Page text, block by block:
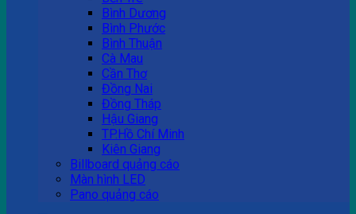
Bình Dương
Bình Phước
Bình Thuận
Cà Mau
Cần Thơ
Đồng Nai
Đồng Tháp
Hậu Giang
TP.Hồ Chí Minh
Kiên Giang
Billboard quảng cáo
Màn hình LED
Pano quảng cáo